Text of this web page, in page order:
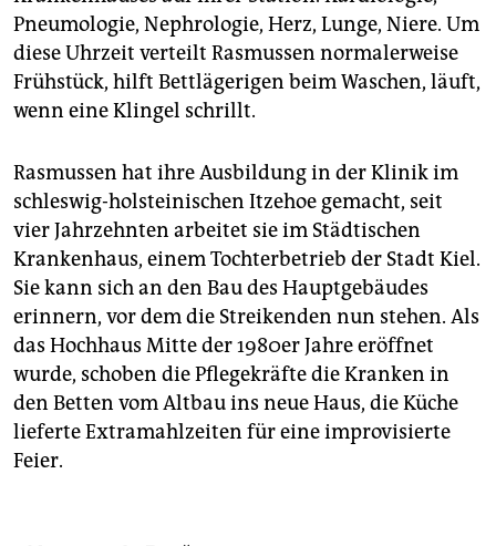
Pneumologie, Nephrologie, Herz, Lunge, Niere. Um
diese Uhrzeit verteilt Rasmussen normalerweise
Frühstück, hilft Bettlägerigen beim Waschen, läuft,
wenn eine Klingel schrillt.
Rasmussen hat ihre Ausbildung in der Klinik im
schleswig-holsteinischen Itzehoe gemacht, seit
vier Jahrzehnten arbeitet sie im Städtischen
Krankenhaus, einem Tochterbetrieb der Stadt Kiel.
Sie kann sich an den Bau des Hauptgebäudes
erinnern, vor dem die Streikenden nun stehen. Als
das Hochhaus Mitte der 1980er Jahre eröffnet
wurde, schoben die Pflegekräfte die Kranken in
den Betten vom Altbau ins neue Haus, die Küche
lieferte Extramahlzeiten für eine improvisierte
Feier.